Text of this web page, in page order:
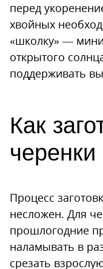
перед
хвойных
«школку» —
открытого
поддерживать
Как
черенки
Процесс
несложен. Для
прошлогодние
наламывать в
срезать